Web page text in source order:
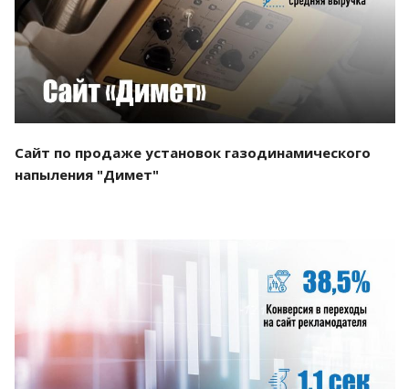
Сайт по продаже установок газодинамического
напыления "Димет"